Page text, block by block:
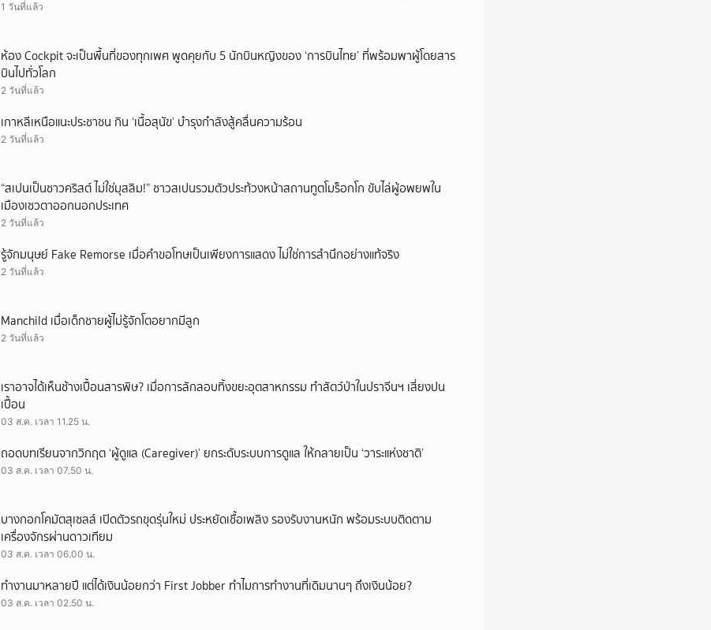
1 วันที่แล้ว
ห้อง Cockpit จะเป็นพื้นที่ของทุกเพศ พูดคุยกับ 5 นักบินหญิงของ ‘การบินไทย’ ที่พร้อมพาผู้โดยสาร
บินไปทั่วโลก
2 วันที่แล้ว
เกาหลีเหนือแนะประชาชน กิน ‘เนื้อสุนัข’ บำรุงกำลังสู้คลื่นความร้อน
2 วันที่แล้ว
“สเปนเป็นชาวคริสต์ ไม่ใช่มุสลิม!” ชาวสเปนรวมตัวประท้วงหน้าสถานทูตโมร็อกโก ขับไล่ผู้อพยพใน
เมืองเซวตาออกนอกประเทศ
2 วันที่แล้ว
รู้จักมนุษย์ Fake Remorse เมื่อคำขอโทษเป็นเพียงการแสดง ไม่ใช่การสำนึกอย่างแท้จริง
2 วันที่แล้ว
Manchild เมื่อเด็กชายผู้ไม่รู้จักโตอยากมีลูก
2 วันที่แล้ว
เราอาจได้เห็นช้างเปื้อนสารพิษ? เมื่อการลักลอบทิ้งขยะอุตสาหกรรม ทำสัตว์ป่าในปราจีนฯ เสี่ยงปน
เปื้อน
03 ส.ค. เวลา 11.25 น.
ถอดบทเรียนจากวิกฤต ‘ผู้ดูแล (Caregiver)’ ยกระดับระบบการดูแล ให้กลายเป็น ‘วาระแห่งชาติ’
03 ส.ค. เวลา 07.50 น.
บางกอกโคมัตสุเซลส์ เปิดตัวรถขุดรุ่นใหม่ ประหยัดเชื้อเพลิง รองรับงานหนัก พร้อมระบบติดตาม
เครื่องจักรผ่านดาวเทียม
03 ส.ค. เวลา 06.00 น.
ทำงานมาหลายปี แต่ได้เงินน้อยกว่า First Jobber ทำไมการทำงานที่เดิมนานๆ ถึงเงินน้อย?
03 ส.ค. เวลา 02.50 น.